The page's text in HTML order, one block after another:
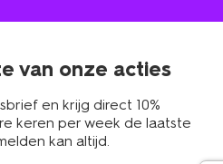
van onze acties
en krijg direct 10%
keren per week de laatste
kan altijd.